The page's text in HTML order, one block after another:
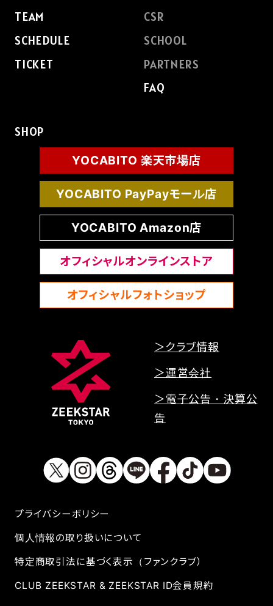
TEAM
SCHEDULE
TICKET
CSR
SCHOOL
PARTNERS
FAQ
SHOP
YOCABITO 楽天市場店
YOCABITO PayPayモール店
YOCABITO Amazon店
オフィシャルオンラインストア
オフィシャルフォトショップ
＞クラブ情報
＞運営会社
＞電子公告・決算公
告
プライバシーボリシー
個人情報の取り扱いについて
特定商取引法に基づく表示（ファンクラブ）
CLUB ZEEKSTAR & ZEEKSTAR ID会員規約